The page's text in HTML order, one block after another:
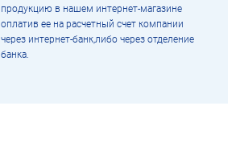
продукцию в нашем интернет-магазине
оплатив ее на расчетный счет компании
через интернет-банк,либо через отделение
банка.